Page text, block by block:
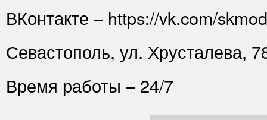
ВКонтакте – https://vk.com/
Севастополь, ул. Хрусталева,
Время работы – 24/7